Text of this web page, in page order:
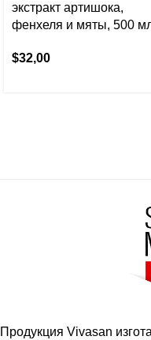
экстракт артишока,
фенхеля и мяты, 500
$32,00
Продукция Vivasan